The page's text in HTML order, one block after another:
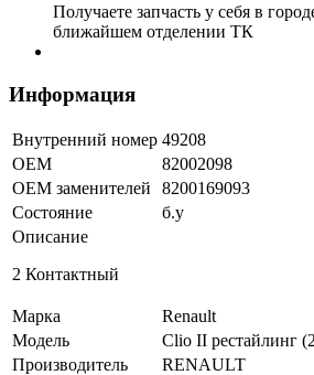
Получаете запчасть у себя в
ближайшем отделении ТК
Информация
Внутренний номер 49208
ОЕМ
82002098
ОЕМ заменителей
8200169093
Состояние
б.у
Описание
2 Контактный
Марка
Renault
Модель
Clio II рестайлинг
Производитель
RENAULT